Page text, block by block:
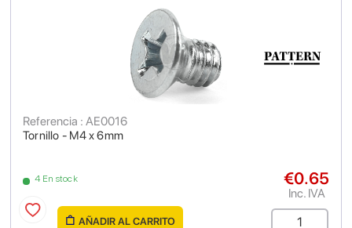
Tornillo - M4 x 6mm
Referencia : AE0016
4 En stock €0.65
Inc. IVA
AÑADIR AL CARRITO